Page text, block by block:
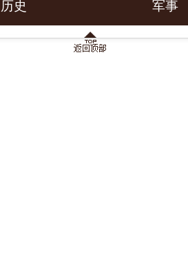
历史 军事